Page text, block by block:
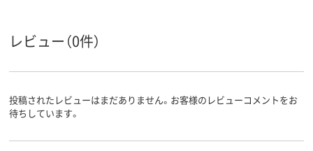
レビュー（0件）
投稿されたレビューはまだありません。お客様のレビューコメントをお
待ちしています。